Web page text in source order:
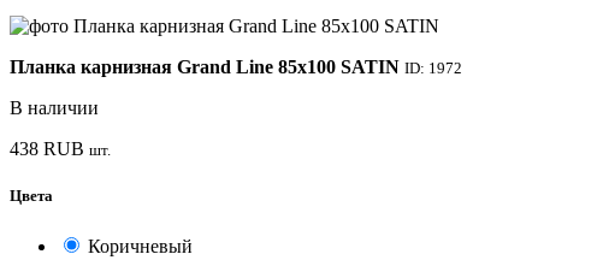
Планка карнизная Grand Line 85х100 SATIN ID: 1972
В наличии
438 RUB шт.
Цвета
Коричневый